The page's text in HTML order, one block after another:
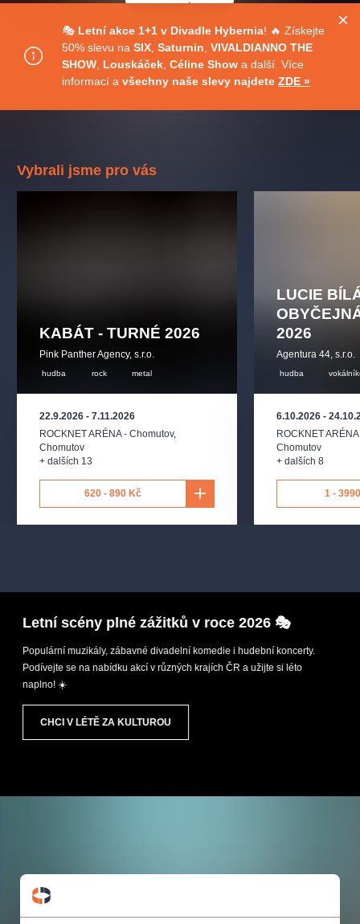
🎭 Letní akce 1+1 v Divadle Hybernia! 🔥 Získejte
50% slevu na SIX Saturnin VIVALDIANNO THE
SHOW Louskáček Céline Show a další. Více
informací a všechny naše slevy najdete ZDE »
Vybrali jsme pro vás
KABÁT - TURNÉ 2026
Pink Panther Agency, s.r.o.
hudba rock metal
22.9.2026 - 7.11.2026
ROCKNET ARÉNA - Chomutov,
Chomutov
+ dalších 13
620 - 890 Kč
LUCIE
2026
Agentura 44, s.r.o.
hudba
6.10.2026 -
ROCKNET
Chomutov
+ dalších 8
1 -
Letní scény plné zážitků v roce 2026 🎭
Populární muzikály, zábavné divadelní komedie i hudební koncerty.
Podívejte se na nabídku akcí v různých krajích ČR a užijte si léto
naplno! ☀️
CHCI V LÉTĚ ZA KULTUROU
muzikálypraha divadlopraha sleva klasickáhudba
filmováhudba státníopera rudolfinum muzikál
národnídivadlo činohra